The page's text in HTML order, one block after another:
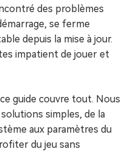
des problèmes
se ferme
depuis la mise à jour.
impatient de jouer et
guide couvre tout. Nous
simples, de la
aux paramètres du
du jeu sans